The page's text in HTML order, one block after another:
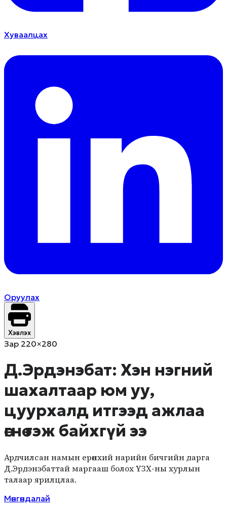
Хуваалцах
Оруулах
Хэвлэх
Зар 220×280
Д.Эрдэнэбат: Хэн нэгний
шахалтаар юм уу,
цуурхалд итгээд ажлаа
өгнө гэж байхгүй ээ
Ардчилсан намын ерөнхий нарийн бичгийн дарга
Д.Эрдэнэбаттай маргааш болох ҮЗХ-ны хурлын
талаар ярилцлаа.
Мөнгөндалай